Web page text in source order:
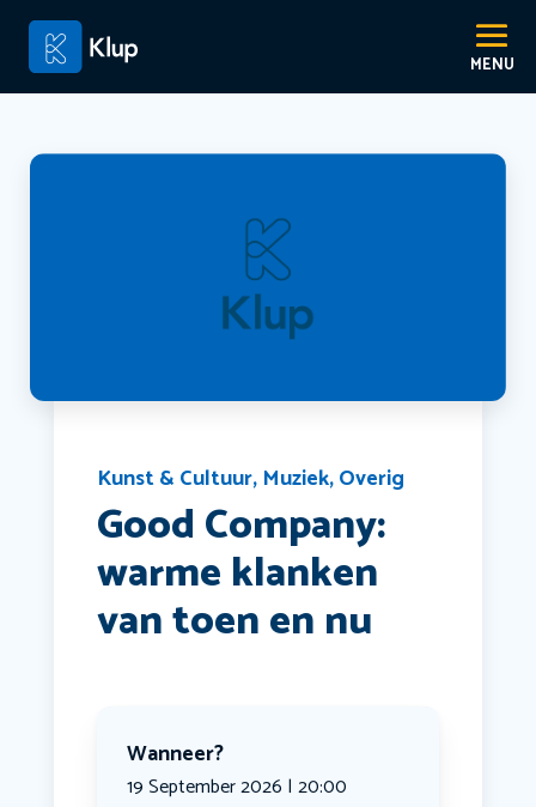
Kunst & Cultuur, Muziek,Overig
Good Company:
warme klanken
van toen en nu
Wanneer?
19 September 2026 | 20:00